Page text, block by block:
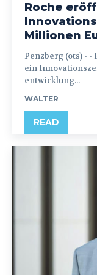
Roche
Millionen
Penzberg (ots) - - Roche investiert 300 Millionen Euro in
ein
entwicklung...
WALTER
READ